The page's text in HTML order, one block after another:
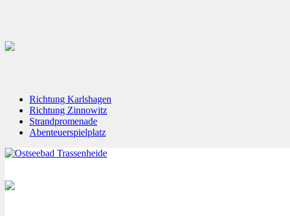
Richtung Karlshagen
Richtung Zinnowitz
Strandpromenade
Abenteuerspielplatz